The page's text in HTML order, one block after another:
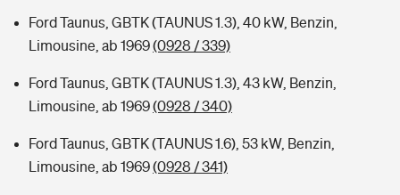
Sie haben Fragen?
Zur Übersicht
Kinderunfall-Check: Mehr Sicherheit für deine Kids
Ford Taunus, GBTK (TAUNUS 1.3), 40 kW, Benzin,
Limousine, ab 1969(0928 / 339)
Ford Taunus, GBTK (TAUNUS 1.3), 43 kW, Benzin,
Limousine, ab 1969(0928 / 340)
Ford Taunus, GBTK (TAUNUS 1.6), 53 kW, Benzin,
Limousine, ab 1969(0928 / 341)